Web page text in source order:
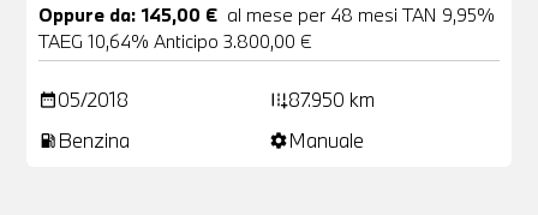
Oppure da: 145,00 € al mese per 48 mesi TAN 9,95%
TAEG 10,64% Anticipo 3.800,00 €
date_range05/2018 add_road87.950 km
local_gas_station Benzina settingsManuale